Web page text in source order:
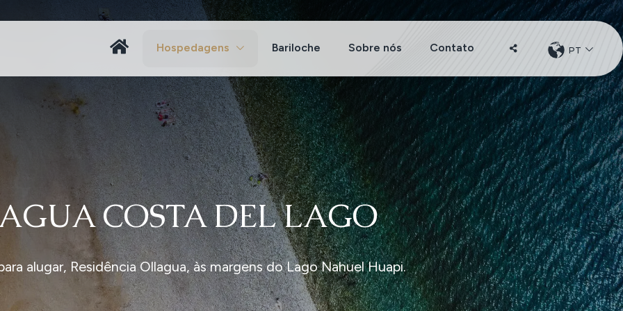
Hospedagens Bariloche Sobre nós Contato
CHANGER
PT
COSTA DEL LAGO
alugar, Residência Ollagua, às margens do Lago Nahuel Huapi.